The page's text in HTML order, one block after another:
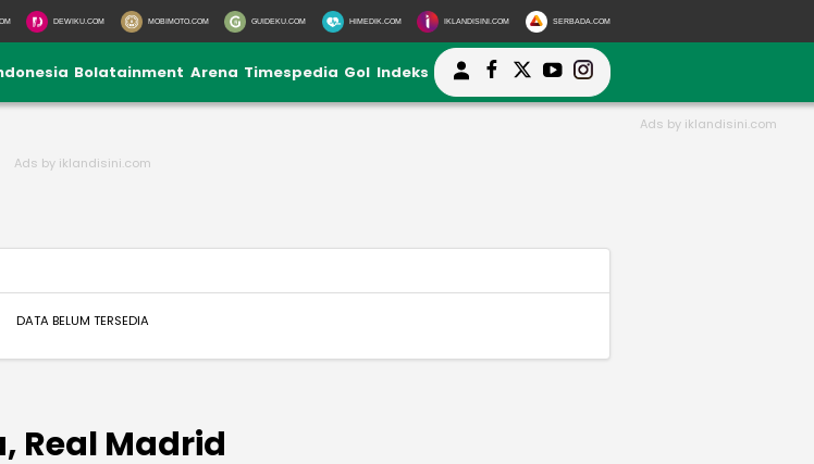
DEWIKU.COM MOBIMOTO.COM GUIDEKU.COM HIMEDIK.COM IKLANDISINI.COM SERBADA.COM
Bolatainment Arena Timespedia Gol Indeks
DATA BELUM TERSEDIA
Real Madrid